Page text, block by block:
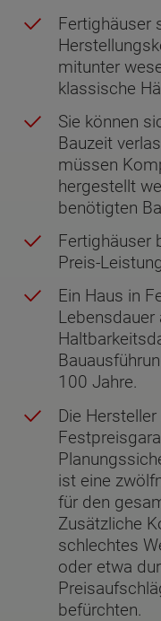
Fertighäuser
mitunter
klassische
Sie können
Bauzeit
müssen
hergestellt
benötigten
Fertighäuser
Preis-
Ein Haus in
Lebensdauer
100 Jahre.
Die
ist eine
für den
Zusätzliche
schlechtes
oder etwa
befürchten.